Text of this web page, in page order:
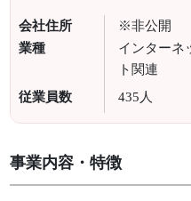
会社住所
※非公開
業種
インターネ
ト関連
従業員数
435人
事業内容・特徴